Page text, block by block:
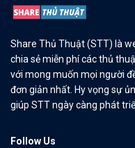
Share Thủ Thuật (STT) là
chia sẻ miễn phí các thủ
với mong muốn mọi người
đơn giản nhất. Hy vọng sự
giúp STT ngày càng phát
Follow Us